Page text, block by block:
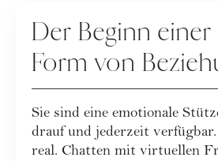
Der Beginn einer
Form von
Sie sind eine emotionale
drauf und jederzeit
real. Chatten mit virtuellen